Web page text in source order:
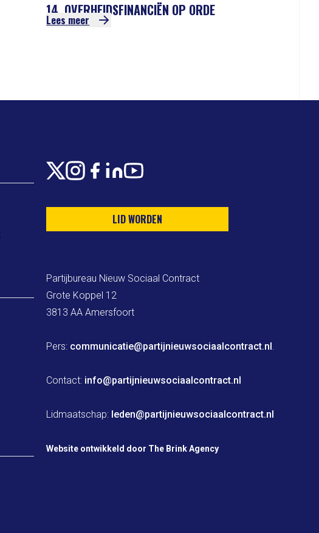
14. OVERHEIDSFINANCIËN OP ORDE
Lees meer
X Instagram
Facebook
LinkedIn
Youtube
LID WORDEN
Partijbureau Nieuw Sociaal Contract
Grote Koppel 12
3813 AA Amersfoort
Pers: communicatie@partijnieuwsociaalcontract.nl.
Contact: info@partijnieuwsociaalcontract.nl
Lidmaatschap: leden@partijnieuwsociaalcontract.nl
Website ontwikkeld door The Brink Agency